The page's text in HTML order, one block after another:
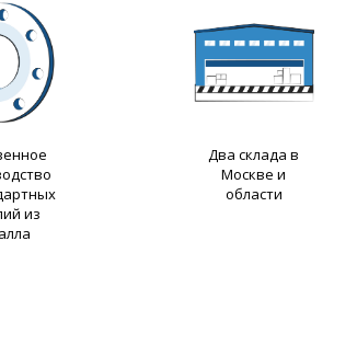
из
Два склада в
Москве и
области